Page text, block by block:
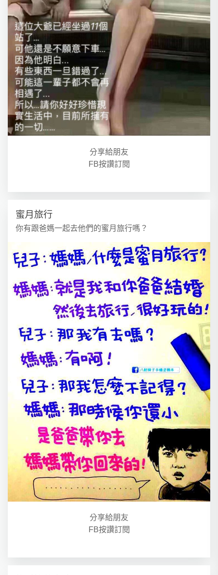
分享給朋友
FB按讚訂閱
蜜月旅行
你有跟爸媽一起去他們的蜜月旅行嗎？
分享給朋友
FB按讚訂閱